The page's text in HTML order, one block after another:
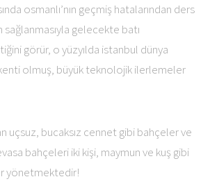
osmanlı’nın geçmiş hatalarından ders
sağlanmasıyla gelecekte batı
görür, o yüzyılda istanbul dünya
olmuş, büyük teknolojik ilerlemeler
uçsuz, bucaksız cennet gibi bahçeler ve
bahçeleri iki kişi, maymun ve kuş gibi
yönetmektedir!